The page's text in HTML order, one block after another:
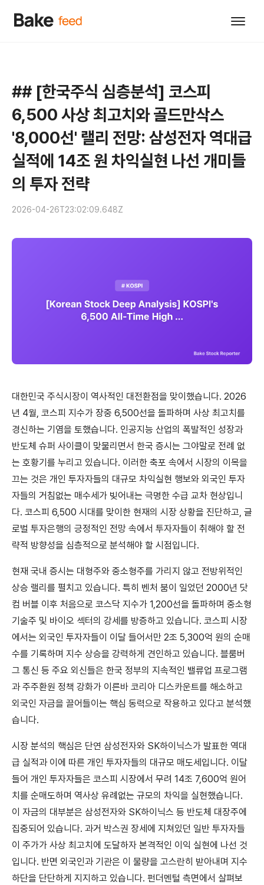
## [한국주식 심층분석] 코스피
6,500 사상 최고치와 골드만삭스
'8,000선' 랠리 전망: 삼성전자 역대급
실적에 14조 원 차익실현 나선 개미들
의 투자 전략
2026-04-26T23:02:09.648Z
대한민국 주식시장이 역사적인 대전환점을 맞이했습니다. 2026
년 4월, 코스피 지수가 장중 6,500선을 돌파하며 사상 최고치를
경신하는 기염을 토했습니다. 인공지능 산업의 폭발적인 성장과
반도체 슈퍼 사이클이 맞물리면서 한국 증시는 그야말로 전례 없
는 호황기를 누리고 있습니다. 이러한 축포 속에서 시장의 이목을
끄는 것은 개인 투자자들의 대규모 차익실현 행보와 외국인 투자
자들의 거침없는 매수세가 빚어내는 극명한 수급 교차 현상입니
다. 코스피 6,500 시대를 맞이한 현재의 시장 상황을 진단하고, 글
로벌 투자은행의 긍정적인 전망 속에서 투자자들이 취해야 할 전
략적 방향성을 심층적으로 분석해야 할 시점입니다.
현재 국내 증시는 대형주와 중소형주를 가리지 않고 전방위적인
상승 랠리를 펼치고 있습니다. 특히 벤처 붐이 일었던 2000년 닷
컴 버블 이후 처음으로 코스닥 지수가 1,200선을 돌파하며 중소형
기술주 및 바이오 섹터의 강세를 방증하고 있습니다. 코스피 시장
에서는 외국인 투자자들이 이달 들어서만 2조 5,300억 원의 순매
수를 기록하며 지수 상승을 강력하게 견인하고 있습니다. 블룸버
그 통신 등 주요 외신들은 한국 정부의 지속적인 밸류업 프로그램
과 주주환원 정책 강화가 이른바 코리아 디스카운트를 해소하고
외국인 자금을 끌어들이는 핵심 동력으로 작용하고 있다고 분석했
습니다.
시장 분석의 핵심은 단연 삼성전자와 SK하이닉스가 발표한 역대
급 실적과 이에 따른 개인 투자자들의 대규모 매도세입니다. 이달
들어 개인 투자자들은 코스피 시장에서 무려 14조 7,600억 원어
치를 순매도하며 역사상 유례없는 규모의 차익을 실현했습니다.
이 자금의 대부분은 삼성전자와 SK하이닉스 등 반도체 대장주에
집중되어 있습니다. 과거 박스권 장세에 지쳐있던 일반 투자자들
이 주가가 사상 최고치에 도달하자 본격적인 이익 실현에 나선 것
입니다. 반면 외국인과 기관은 이 물량을 고스란히 받아내며 지수
하단을 단단하게 지지하고 있습니다. 펀더멘털 측면에서 살펴보